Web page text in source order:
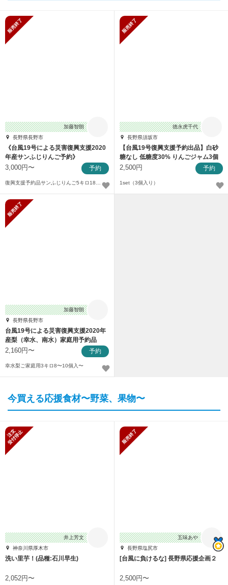
加藤智朗
長野県長野市
《台風19号による災害復興支援2020
年産サンふじりんご予約》
3,000円〜 予約
徳永虎千代
長野県須坂市
【台風19号復興支援予約出品】白砂
糖なし 低糖度30% りんごジャム3個
セット
2,500円 予約
1set（3個入り）
加藤智朗
長野県長野市
台風19号による災害復興支援2020年
産梨（幸水、南水）家庭用予約品
2,160円〜 予約
幸水梨ご家庭用3キロ8〜10個入〜
今買える応援食材〜野菜、果物〜
井上芳文
神奈川県厚木市
洗い里芋！(品種:石川早生)
2,052円〜
五味あや
長野県塩尻市
[台風に負けるな] 長野県応援企画２
2,500円〜